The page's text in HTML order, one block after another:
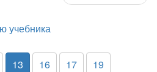
учебника
13 16 17 19